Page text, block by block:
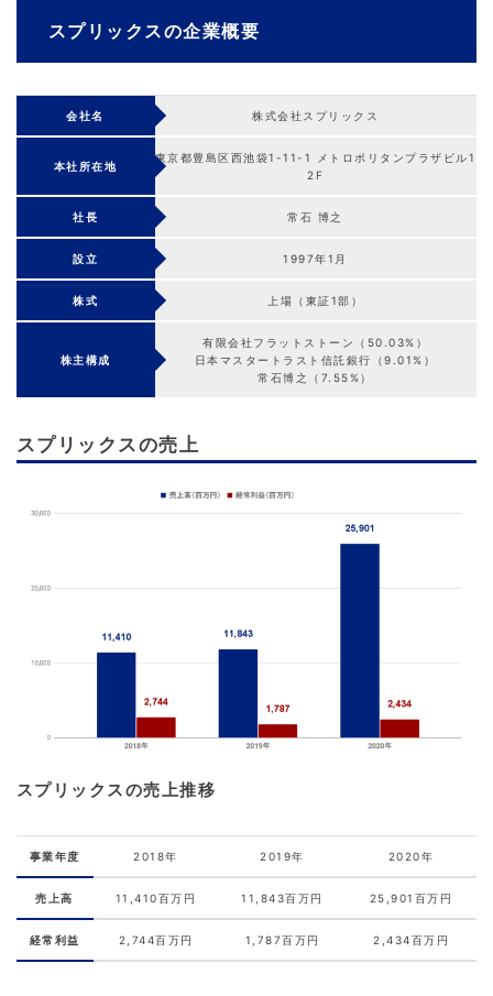
スプリックスの企業概要
会社名 株式会社スプリックス
本社所在地
東京都豊島区西池袋1-11-1 メトロポリタンプラザビル1
2F
社長 常石 博之
設立 1997年1月
株式 上場（東証1部）
株主構成
有限会社フラットストーン（50.03%）
日本マスタートラスト信託銀行（9.01%）
常石博之（7.55%）
スプリックスの売上
スプリックスの売上推移
事業年度 2018年 2019年 2020年
売上高 11,410百万円 11,843百万円 25,901百万円
経常利益 2,744百万円 1,787百万円 2,434百万円